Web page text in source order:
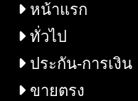
Everyone Matters
หน้าแรก
ทั่วไป
ประกัน-การเงิน
ขายตรง